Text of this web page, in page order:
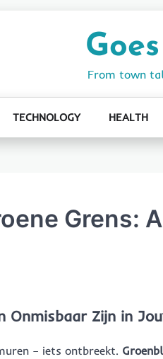
From town
TECHNOLOGY HEALTH
Grens:
Onmisbaar Zijn in
– iets ontbreekt.